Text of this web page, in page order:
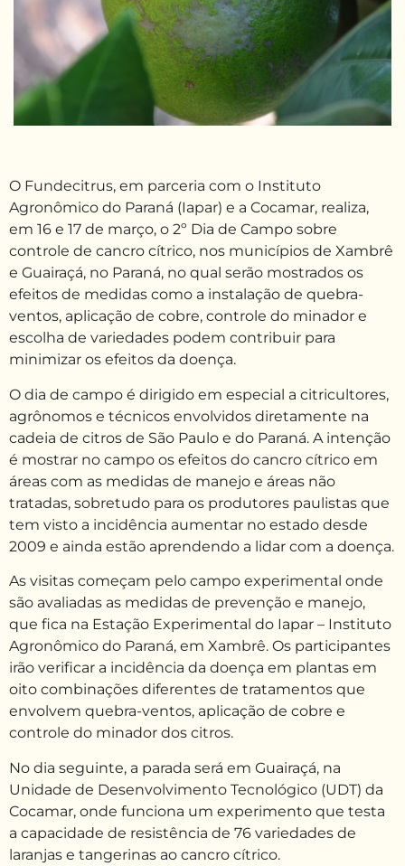
O Fundecitrus, em parceria com o Instituto
Agronômico do Paraná (Iapar) e a Cocamar, realiza,
em 16 e 17 de março, o 2º Dia de Campo sobre
controle de cancro cítrico, nos municípios de Xambrê
e Guairaçá, no Paraná, no qual serão mostrados os
efeitos de medidas como a instalação de quebra-
ventos, aplicação de cobre, controle do minador e
escolha de variedades podem contribuir para
minimizar os efeitos da doença.
O dia de campo é dirigido em especial a citricultores,
agrônomos e técnicos envolvidos diretamente na
cadeia de citros de São Paulo e do Paraná. A intenção
é mostrar no campo os efeitos do cancro cítrico em
áreas com as medidas de manejo e áreas não
tratadas, sobretudo para os produtores paulistas que
tem visto a incidência aumentar no estado desde
2009 e ainda estão aprendendo a lidar com a doença.
As visitas começam pelo campo experimental onde
são avaliadas as medidas de prevenção e manejo,
que fica na Estação Experimental do Iapar – Instituto
Agronômico do Paraná, em Xambrê. Os participantes
irão verificar a incidência da doença em plantas em
oito combinações diferentes de tratamentos que
envolvem quebra-ventos, aplicação de cobre e
controle do minador dos citros.
No dia seguinte, a parada será em Guairaçá, na
Unidade de Desenvolvimento Tecnológico (UDT) da
Cocamar, onde funciona um experimento que testa
a capacidade de resistência de 76 variedades de
laranjas e tangerinas ao cancro cítrico.